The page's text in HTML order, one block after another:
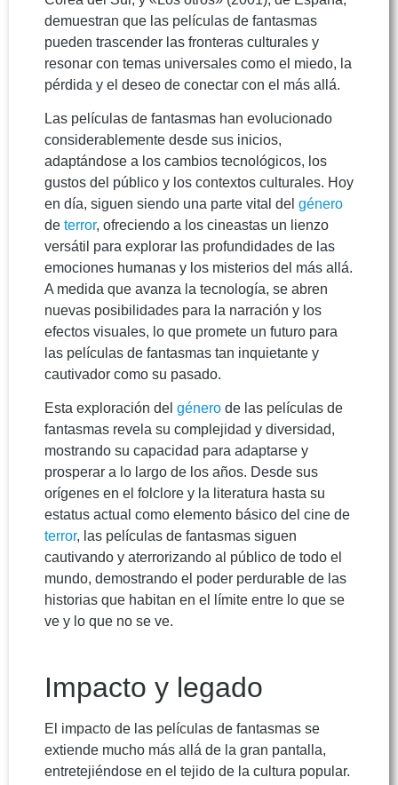
demuestran que las películas de fantasmas
pueden trascender las fronteras culturales y
resonar con temas universales como el miedo, la
pérdida y el deseo de conectar con el más allá.
Las películas de fantasmas han evolucionado
considerablemente desde sus inicios,
adaptándose a los cambios tecnológicos, los
gustos del público y los contextos culturales. Hoy
en día, siguen siendo una parte vital del género
de terror, ofreciendo a los cineastas un lienzo
versátil para explorar las profundidades de las
emociones humanas y los misterios del más allá.
A medida que avanza la tecnología, se abren
nuevas posibilidades para la narración y los
efectos visuales, lo que promete un futuro para
las películas de fantasmas tan inquietante y
cautivador como su pasado.
Esta exploración del género de las películas de
fantasmas revela su complejidad y diversidad,
mostrando su capacidad para adaptarse y
prosperar a lo largo de los años. Desde sus
orígenes en el folclore y la literatura hasta su
estatus actual como elemento básico del cine de
terror, las películas de fantasmas siguen
cautivando y aterrorizando al público de todo el
mundo, demostrando el poder perdurable de las
historias que habitan en el límite entre lo que se
ve y lo que no se ve.
Impacto y legado
El impacto de las películas de fantasmas se
extiende mucho más allá de la gran pantalla,
entretejiéndose en el tejido de la cultura popular.